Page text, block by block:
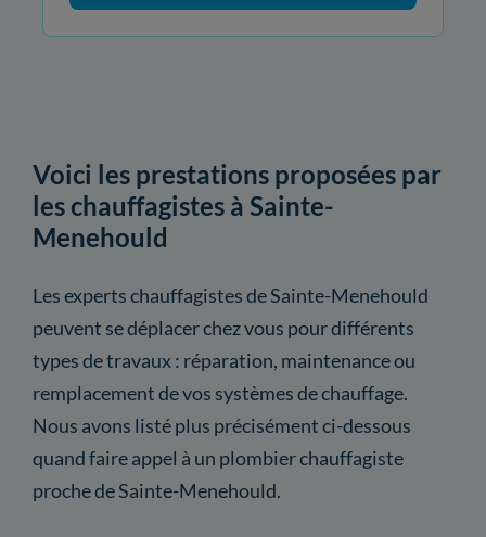
Voici les prestations proposées par
les chauffagistes à Sainte-
Menehould
Les experts chauffagistes de Sainte-Menehould
peuvent se déplacer chez vous pour différents
types de travaux : réparation, maintenance ou
remplacement de vos systèmes de chauffage.
Nous avons listé plus précisément ci-dessous
quand faire appel à un plombier chauffagiste
proche de Sainte-Menehould.